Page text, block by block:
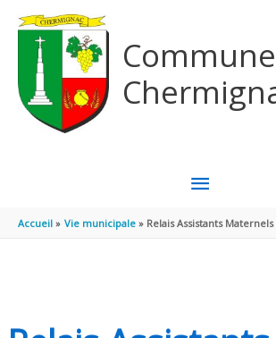
MENU
Accueil Vie municipale Relais Assistants Maternels